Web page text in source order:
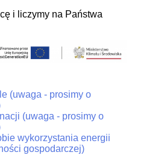
i liczymy na Państwa
(uwaga - prosimy o
(uwaga - prosimy o
wykorzystania energii
gospodarczej)